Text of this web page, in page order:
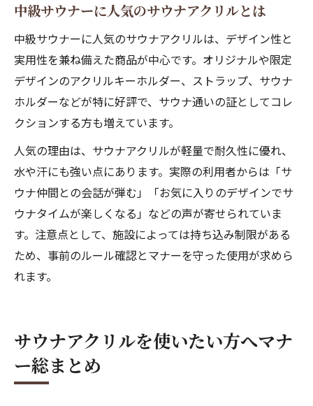
中級サウナーに人気のサウナアクリルとは
中級サウナーに人気のサウナアクリルは、デザイン性と
実用性を兼ね備えた商品が中心です。オリジナルや限定
デザインのアクリルキーホルダー、ストラップ、サウナ
ホルダーなどが特に好評で、サウナ通いの証としてコレ
クションする方も増えています。
人気の理由は、サウナアクリルが軽量で耐久性に優れ、
水や汗にも強い点にあります。実際の利用者からは「サ
ウナ仲間との会話が弾む」「お気に入りのデザインでサ
ウナタイムが楽しくなる」などの声が寄せられていま
す。注意点として、施設によっては持ち込み制限がある
ため、事前のルール確認とマナーを守った使用が求めら
れます。
サウナアクリルを使いたい方へマナ
ー総まとめ